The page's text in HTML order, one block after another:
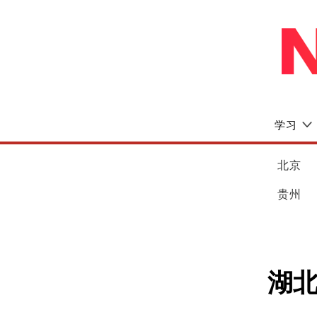
学习
北京
贵州
湖